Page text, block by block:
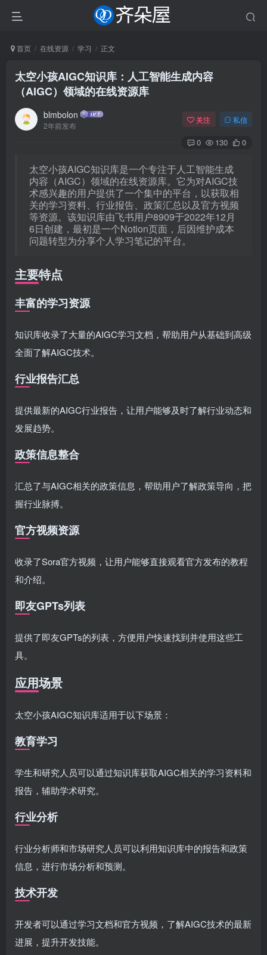
首页 在线资源 学习 正文
太空小孩AIGC知识库：人工智能生成内容
（AIGC）领域的在线资源库
blmbolon
2年前发布
关注 私信
0 130 0
太空小孩AIGC知识库是一个专注于人工智能生成
内容（AIGC）领域的在线资源库。它为对AIGC技
术感兴趣的用户提供了一个集中的平台，以获取相
关的学习资料、行业报告、政策汇总以及官方视频
等资源。该知识库由飞书用户8909于2022年12月
6日创建，最初是一个Notion页面，后因维护成本
问题转型为分享个人学习笔记的平台。
主要特点
丰富的学习资源
知识库收录了大量的AIGC学习文档，帮助用户从基础到高级
全面了解AIGC技术。
行业报告汇总
提供最新的AIGC行业报告，让用户能够及时了解行业动态和
发展趋势。
政策信息整合
汇总了与AIGC相关的政策信息，帮助用户了解政策导向，把
握行业脉搏。
官方视频资源
收录了Sora官方视频，让用户能够直接观看官方发布的教程
和介绍。
即友GPTs列表
提供了即友GPTs的列表，方便用户快速找到并使用这些工
具。
应用场景
太空小孩AIGC知识库适用于以下场景：
教育学习
学生和研究人员可以通过知识库获取AIGC相关的学习资料和
报告，辅助学术研究。
行业分析
行业分析师和市场研究人员可以利用知识库中的报告和政策
信息，进行市场分析和预测。
技术开发
开发者可以通过学习文档和官方视频，了解AIGC技术的最新
进展，提升开发技能。